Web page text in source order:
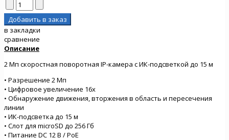
в закладки
сравнение
Описание
2 Мп скоростная поворотная IP-камера с ИК-подсветкой до 15 м
• Разрешение 2 Мп
• Цифровое увеличение 16х
• Обнаружение движения, вторжения в область и пересечения
линии
• ИК-подсветка до 15 м
• Слот для microSD до 256 Гб
• Питание DC 12 В / PoE